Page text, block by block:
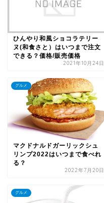
ひんやり和風ショコラテリー
ヌ(和食さと）はいつまで注文
できる？価格/販売価格
2021年10月24日
グルメ
マクドナルドガーリックシュ
リンプ2022はいつまで食べれ
る？
2022年7月20日
グルメ